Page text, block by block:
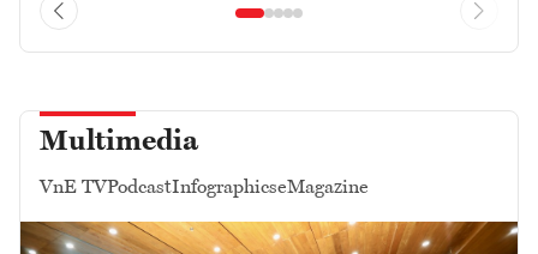
Multimedia
VnE TVPodcastInfographicseMagazine